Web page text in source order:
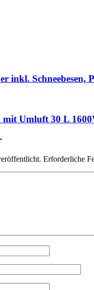
inkl.
Umluft 30 L
Erforderliche